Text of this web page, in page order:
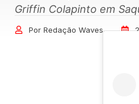
Griffin Colapinto em
Por Redação Waves